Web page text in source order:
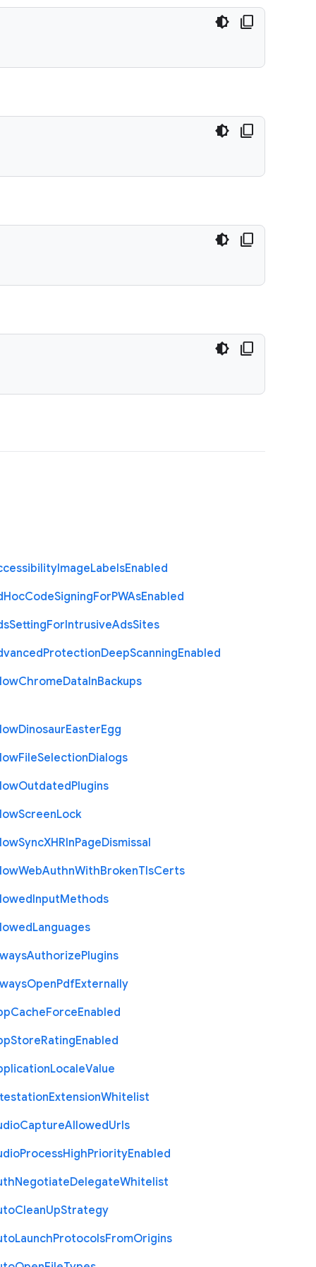
ImageLabelsEnabled
HocCodeSigningForPWAsEnabled
SettingForIntrusiveAdsSites
ProtectionDeepScanningEnabled
ChromeDataInBackups
DinosaurEasterEgg
FileSelectionDialogs
OutdatedPlugins
ScreenLock
SyncXHRInPageDismissal
WebAuthnWithBrokenTlsCerts
InputMethods
Languages
AuthorizePlugins
OpenPdfExternally
CacheForceEnabled
StoreRatingEnabled
LocaleValue
ExtensionWhitelist
CaptureAllowedUrls
ProcessHighPriorityEnabled
NegotiateDelegateWhitelist
CleanUpStrategy
LaunchProtocolsFromOrigins